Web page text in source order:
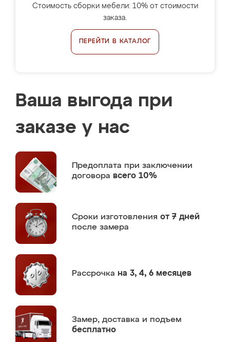
Стоимость сборки мебели: 10% от стоимости
заказа.
ПЕРЕЙТИ В КАТАЛОГ
Ваша выгода при
заказе у нас
Предоплата при заключении
договора всего 10%
Сроки изготовления от 7 дней
после замера
Рассрочка на 3, 4, 6 месяцев
Замер, доставка и подъем
бесплатно